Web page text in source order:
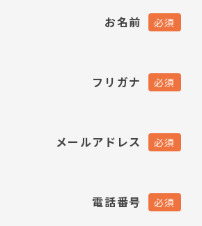
お名前
フリガナ
メールアドレス
電話番号